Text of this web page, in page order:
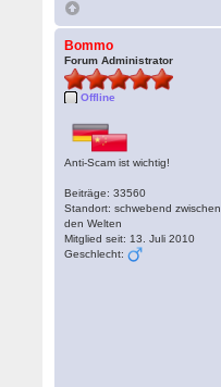
Bommo
Forum Administrator
Offline
Anti-Scam ist wichtig!
Beiträge: 33560
Standort: schwebend zwischen
den Welten
Mitglied seit: 13. Juli 2010
Geschlecht: